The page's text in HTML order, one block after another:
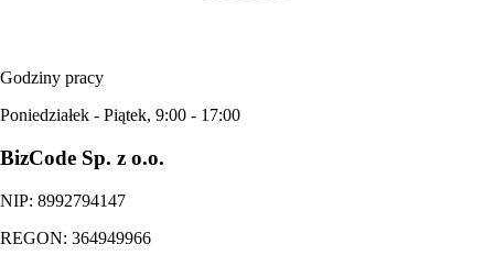
Godziny pracy
Poniedziałek - Piątek, 9:00 - 17:00
BizCode Sp. z o.o.
NIP: 8992794147
REGON: 364949966